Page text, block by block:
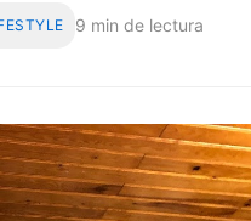
9 min de lectura